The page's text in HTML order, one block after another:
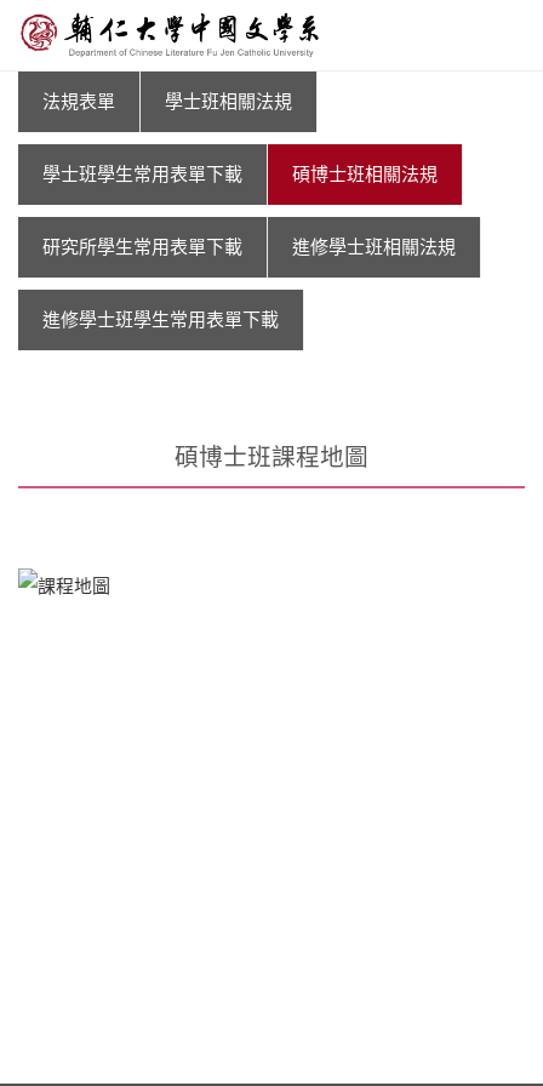
法規表單 學士班相關法規
學士班學生常用表單下載 碩博士班相關法規
研究所學生常用表單下載 進修學士班相關法規
進修學士班學生常用表單下載
碩博士班課程地圖